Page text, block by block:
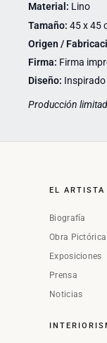
Material: Lino
Tamaño: 45 x 45
Origen /
Firma: Firma
Diseño:
Producción
EL ARTISTA
Biografía
Obra Pictórica
Exposiciones
Prensa
Noticias